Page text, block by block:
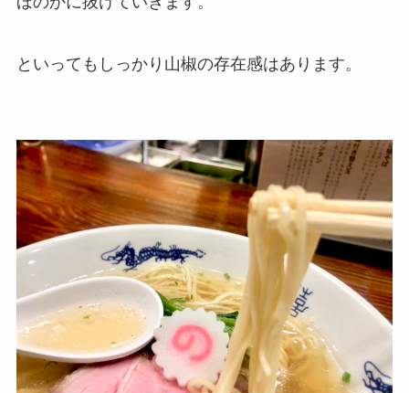
といってもしっかり山椒の存在感はあります。